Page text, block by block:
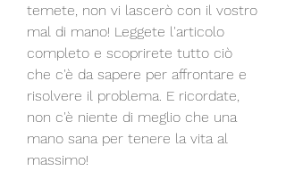
temete, non vi lascerò con il vostro
mal di mano! Leggete l'articolo
completo e scoprirete tutto ciò
che c'è da sapere per affrontare e
risolvere il problema. E ricordate,
non c'è niente di meglio che una
mano sana per tenere la vita al
massimo!